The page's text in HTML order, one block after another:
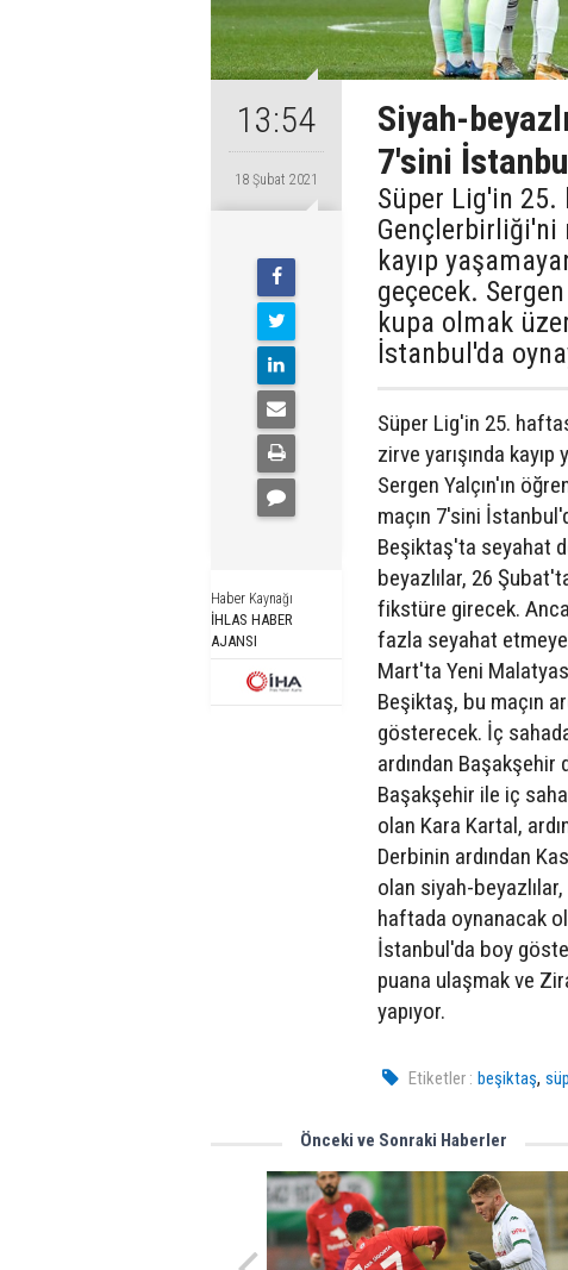
13:54
18 Şubat 2021
Haber Kaynağı
İHLAS HABER
AJANSI
Siyah-
7'sini
Süper Lig'in 25.
Gençlerbirliği'ni
kayıp
geçecek.
kupa olmak
İstanbul'da
Süper Lig'in 25.
zirve yarışında
Sergen Yalçın'ın
maçın 7'sini
Beşiktaş'ta seyahat
beyazlılar, 26
fikstüre girecek.
fazla seyahat
Mart'ta Yeni
Beşiktaş, bu maçın
gösterecek. İç
ardından Başakşehir
Başakşehir ile iç
olan Kara Kartal,
Derbinin ardından
olan siyah-
haftada oynanacak
İstanbul'da boy
puana ulaşmak ve
yapıyor.
Etiketler : beşiktaş,
Önceki ve Sonraki Haberler